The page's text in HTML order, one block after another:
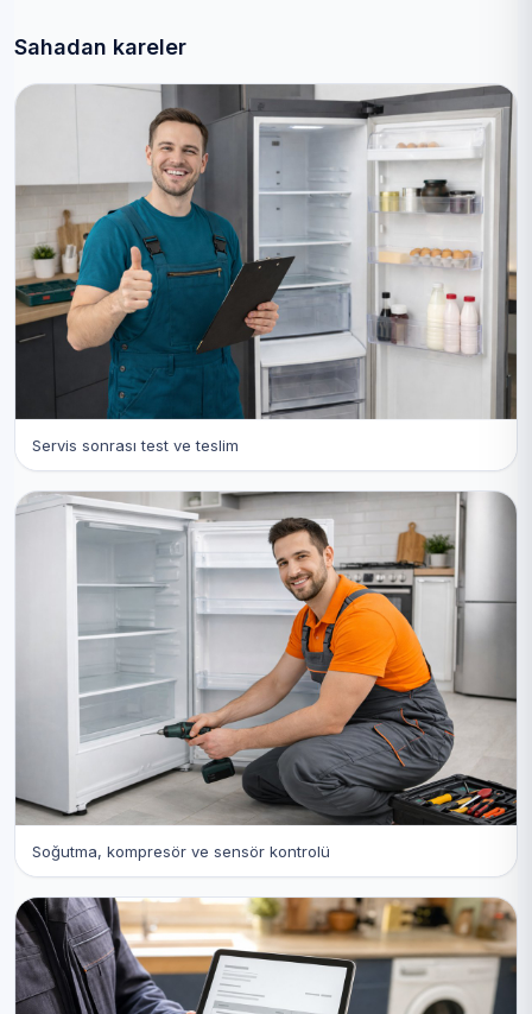
Sahadan kareler
Servis sonrası test ve teslim
Soğutma, kompresör ve sensör kontrolü